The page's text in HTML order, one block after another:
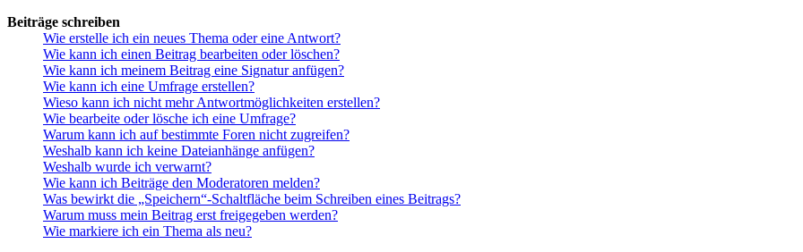
Beiträge schreiben
Wie erstelle ich ein neues Thema oder eine Antwort?
Wie kann ich einen Beitrag bearbeiten oder löschen?
Wie kann ich meinem Beitrag eine Signatur anfügen?
Wie kann ich eine Umfrage erstellen?
Wieso kann ich nicht mehr Antwortmöglichkeiten erstellen?
Wie bearbeite oder lösche ich eine Umfrage?
Warum kann ich auf bestimmte Foren nicht zugreifen?
Weshalb kann ich keine Dateianhänge anfügen?
Weshalb wurde ich verwarnt?
Wie kann ich Beiträge den Moderatoren melden?
Was bewirkt die „Speichern“-Schaltfläche beim Schreiben eines Beitrags?
Warum muss mein Beitrag erst freigegeben werden?
Wie markiere ich ein Thema als neu?